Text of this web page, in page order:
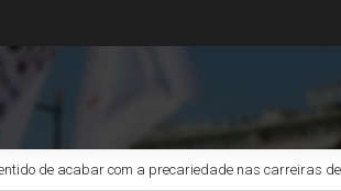
de acabar com a precariedade nas carreiras